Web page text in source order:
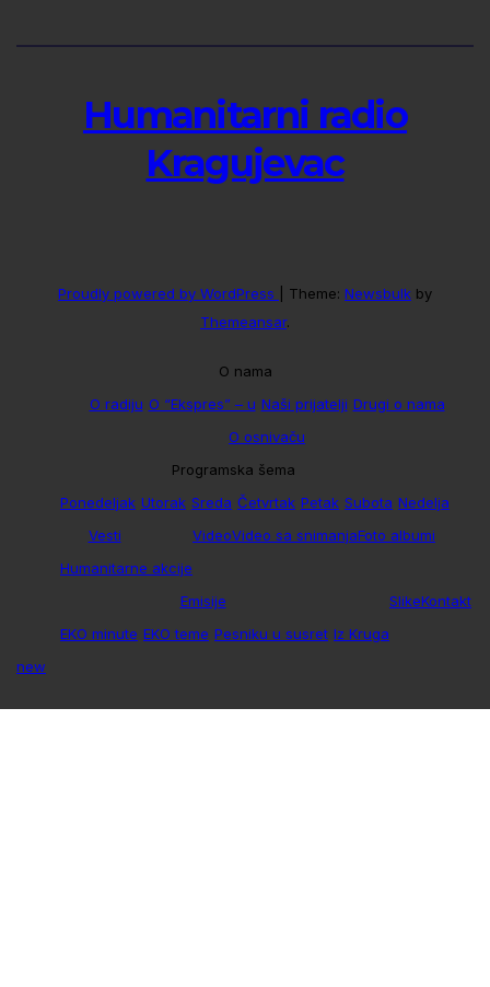
Humanitarni radio
Kragujevac
Proudly powered by WordPress Theme: Newsbulk by
Themeansar.
O nama
O radiju O “Ekspres” – u Naši prijatelji Drugi o nama
O osnivaču
Programska šema
Ponedeljak Utorak Sreda Četvrtak Petak Subota Nedelja
Vesti
Humanitarne akcije
VideoVideo sa snimanjaFoto albumi
Emisije
EKO minute EKO teme Pesniku u susret Iz Kruga
SlikeKontakt
new